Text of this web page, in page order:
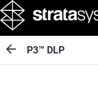
P3™ DLP